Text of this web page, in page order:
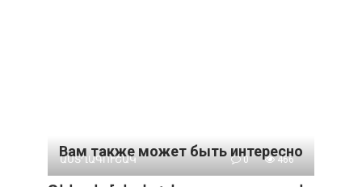
Вам также может быть интересно
ԱՍՏՂԱԳՈՒՇԱԿ 0 466